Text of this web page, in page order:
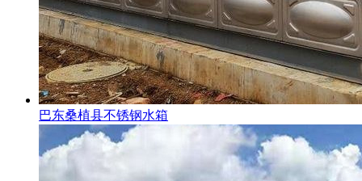
巴东桑植县不锈钢水箱